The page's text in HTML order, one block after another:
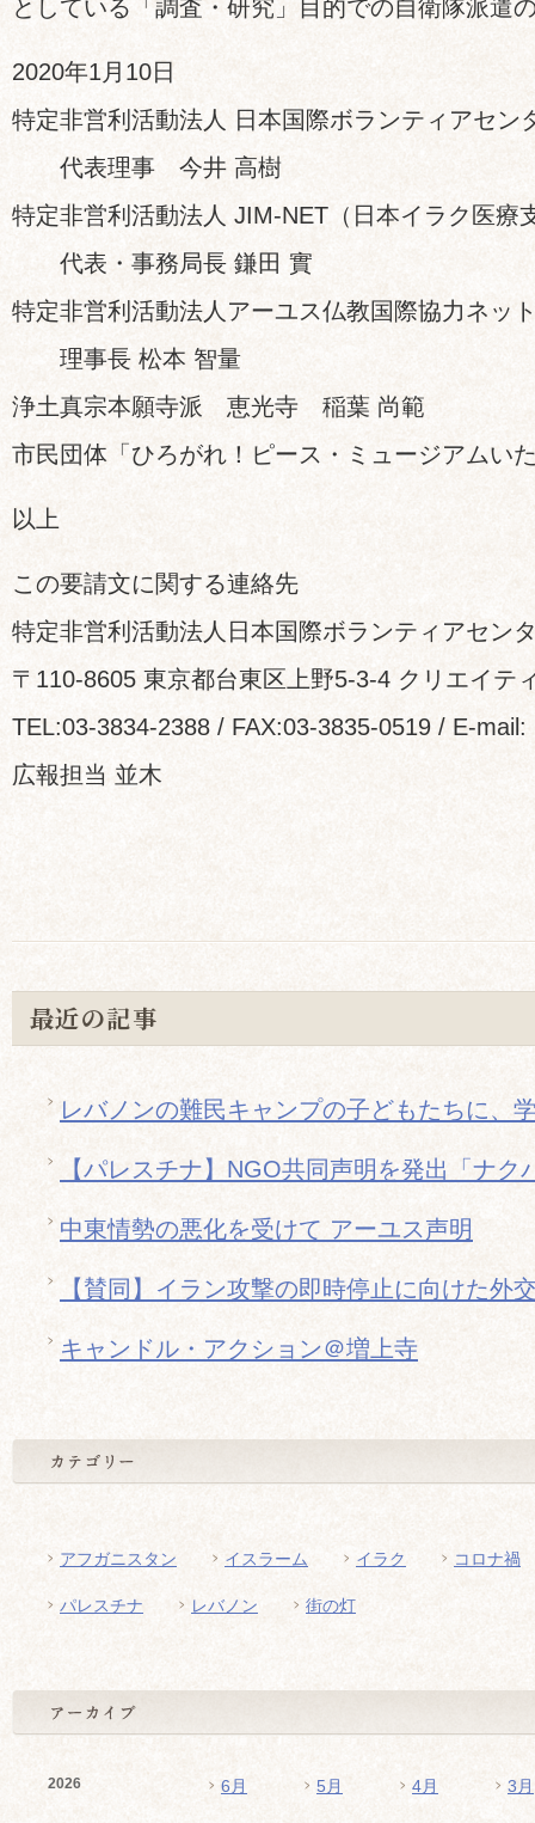
としている「調査・研究」目的での自衛隊派遣
2020年1月10日
特定非営利活動法人 日本国際ボランティアセン
代表理事 今井 高樹
特定非営利活動法人 JIM-NET（日本イラク医療
代表・事務局長 鎌田 實
特定非営利活動法人アーユス仏教国際協力ネッ
理事長 松本 智量
浄土真宗本願寺派 恵光寺 稲葉 尚範
市民団体「ひろがれ！ピース・ミュージアムい
以上
この要請文に関する連絡先
特定非営利活動法人日本国際ボランティアセン
〒110-8605 東京都台東区上野5-3-4 クリエイテ
TEL:03-3834-2388 / FAX:03-3835-0519 / E-
広報担当 並木
最近の記事
レバノンの難民キャンプの子どもたちに、
【パレスチナ】NGO共同声明を発出「ナク
中東情勢の悪化を受けて アーユス声明
【賛同】イラン攻撃の即時停止に向けた外
キャンドル・アクション＠増上寺
アフガニスタン イスラーム イラク コロナ禍
パレスチナ レバノン 街の灯
2026 6月 5月 4月 3月